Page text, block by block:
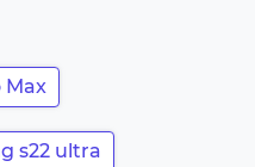
Max
s22 ultra